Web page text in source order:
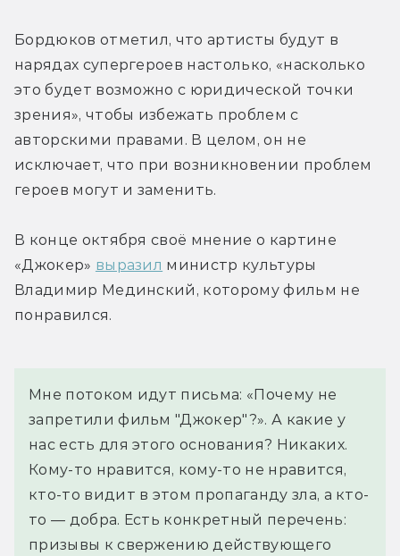
Бордюков отметил, что артисты будут в
нарядах супергероев настолько, «насколько
это будет возможно с юридической точки
зрения», чтобы избежать проблем с
авторскими правами. В целом, он не
исключает, что при возникновении проблем
героев могут и заменить.
В конце октября своё мнение о картине
«Джокер» выразил министр культуры
Владимир Мединский, которому фильм не
понравился.
Мне потоком идут письма: «Почему не
запретили фильм "Джокер"?». А какие у
нас есть для этого основания? Никаких.
Кому-то нравится, кому-то не нравится,
кто-то видит в этом пропаганду зла, а кто-
то — добра. Есть конкретный перечень:
призывы к свержению действующего